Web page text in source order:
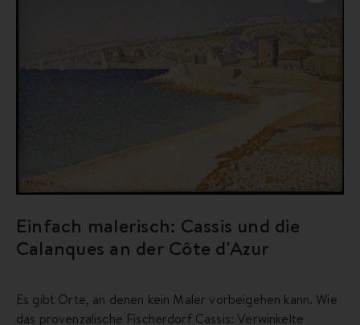
Einfach malerisch: Cassis und die
Calanques an der Côte d'Azur
Es gibt Orte, an denen kein Maler vorbeigehen kann. Wie
das provenzalische Fischerdorf Cassis: Verwinkelte